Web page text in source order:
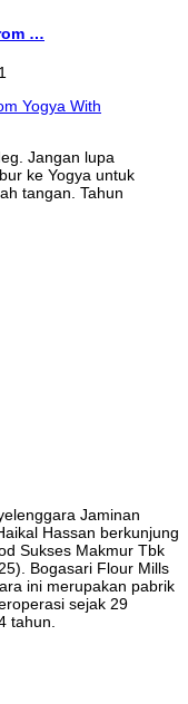
…
Jangan lupa
ke Yogya untuk
tangan. Tahun
Jaminan
Hassan berkunjung
Sukses Makmur Tbk
Bogasari Flour Mills
ini merupakan pabrik
sejak 29
tahun.